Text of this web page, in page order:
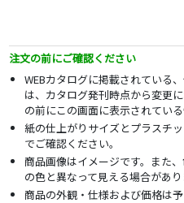
注文の前にご確認ください
WEBカタログに掲載されている
は、カタログ発刊時点から変更
の前にこの画面に表示されてい
紙の仕上がりサイズとプラスチ
でご確認ください。
商品画像はイメージです。また
の色と異なって見える場合があり
商品の外観・仕様および価格は